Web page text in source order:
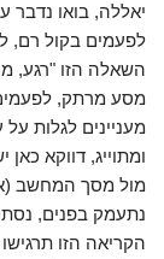
יאללה, בואו נדבר
לפעמים בקול רם,
השאלה הזו "רגע,
מסע מרתק,
מעניינים לגלות
ומתוייג, דווקא
מול מסך המחשב
נתעמק בפנים,
הקריאה הזו